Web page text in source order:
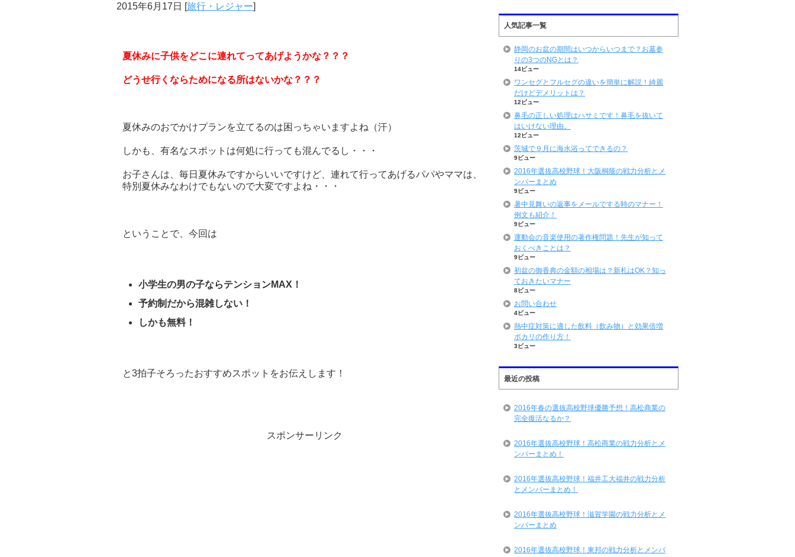
2015年6月17日 [旅行・レジャー]
夏休みに子供をどこに連れてってあげようかな？？？
どうせ行くならためになる所はないかな？？？
夏休みのおでかけプランを立てるのは困っちゃいますよね（汗）
しかも、有名なスポットは何処に行っても混んでるし・・・
お子さんは、毎日夏休みですからいいですけど、連れて行ってあげるパパやママは、
特別夏休みなわけでもないので大変ですよね・・・
ということで、今回は
小学生の男の子ならテンションMAX！
予約制だから混雑しない！
しかも無料！
と3拍子そろったおすすめスポットをお伝えします！
スポンサーリンク
人気記事一覧
静岡のお盆の期間はいつからいつまで？お墓参
りの3つのNGとは？
14ビュー
ワンセグとフルセグの違いを簡単に解説！綺麗
だけどデメリットは？
12ビュー
鼻毛の正しい処理はハサミです！鼻毛を抜いて
はいけない理由。
12ビュー
茨城で９月に海水浴ってできるの？
9ビュー
2016年選抜高校野球！大阪桐蔭の戦力分析とメ
ンバーまとめ
9ビュー
暑中見舞いの返事をメールでする時のマナー！
例文も紹介！
9ビュー
運動会の音楽使用の著作権問題！先生が知って
おくべきことは？
9ビュー
初盆の御香典の金額の相場は？新札はOK？知っ
ておきたいマナー
8ビュー
お問い合わせ
4ビュー
熱中症対策に適した飲料（飲み物）と効果倍増
ポカリの作り方！
3ビュー
最近の投稿
2016年春の選抜高校野球優勝予想！高松商業の
完全復活なるか？
2016年選抜高校野球！高松商業の戦力分析とメ
ンバーまとめ！
2016年選抜高校野球！福井工大福井の戦力分析
とメンバーまとめ！
2016年選抜高校野球！滋賀学園の戦力分析とメ
ンバーまとめ
2016年選抜高校野球！東邦の戦力分析とメンバ